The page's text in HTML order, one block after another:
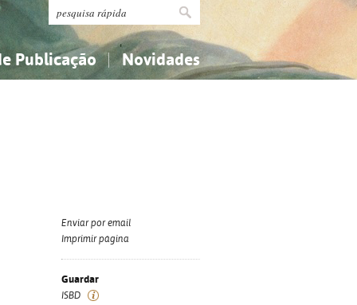
Publicação Novidades
Enviar por email
Imprimir página
Guardar
ISBD